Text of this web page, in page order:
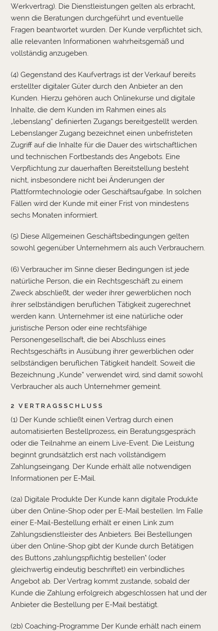
Werkvertrag). Die Dienstleistungen gelten als erbracht,
wenn die Beratungen durchgeführt und eventuelle
Fragen beantwortet wurden. Der Kunde verpflichtet sich,
alle relevanten Informationen wahrheitsgemäß und
vollständig anzugeben.
(4) Gegenstand des Kaufvertrags ist der Verkauf bereits
erstellter digitaler Güter durch den Anbieter an den
Kunden. Hierzu gehören auch Onlinekurse und digitale
Inhalte, die dem Kunden im Rahmen eines als
„lebenslang“ definierten Zugangs bereitgestellt werden.
Lebenslanger Zugang bezeichnet einen unbefristeten
Zugriff auf die Inhalte für die Dauer des wirtschaftlichen
und technischen Fortbestands des Angebots. Eine
Verpflichtung zur dauerhaften Bereitstellung besteht
nicht, insbesondere nicht bei Änderungen der
Plattformtechnologie oder Geschäftsaufgabe. In solchen
Fällen wird der Kunde mit einer Frist von mindestens
sechs Monaten informiert.
(5) Diese Allgemeinen Geschäftsbedingungen gelten
sowohl gegenüber Unternehmern als auch Verbrauchern.
(6) Verbraucher im Sinne dieser Bedingungen ist jede
natürliche Person, die ein Rechtsgeschäft zu einem
Zweck abschließt, der weder ihrer gewerblichen noch
ihrer selbständigen beruflichen Tätigkeit zugerechnet
werden kann. Unternehmer ist eine natürliche oder
juristische Person oder eine rechtsfähige
Personengesellschaft, die bei Abschluss eines
Rechtsgeschäfts in Ausübung ihrer gewerblichen oder
selbständigen beruflichen Tätigkeit handelt. Soweit die
Bezeichnung „Kunde“ verwendet wird, sind damit sowohl
Verbraucher als auch Unternehmer gemeint.
2 VERTRAGSSCHLUSS
(1) Der Kunde schließt einen Vertrag durch einen
automatisierten Bestellprozess, ein Beratungsgespräch
oder die Teilnahme an einem Live-Event. Die Leistung
beginnt grundsätzlich erst nach vollständigem
Zahlungseingang. Der Kunde erhält alle notwendigen
Informationen per E-Mail.
(2a) Digitale Produkte Der Kunde kann digitale Produkte
über den Online-Shop oder per E-Mail bestellen. Im Falle
einer E-Mail-Bestellung erhält er einen Link zum
Zahlungsdienstleister des Anbieters. Bei Bestellungen
über den Online-Shop gibt der Kunde durch Betätigen
des Buttons ‚zahlungspflichtig bestellen‘ (oder
gleichwertig eindeutig beschriftet) ein verbindliches
Angebot ab. Der Vertrag kommt zustande, sobald der
Kunde die Zahlung erfolgreich abgeschlossen hat und der
Anbieter die Bestellung per E-Mail bestätigt.
(2b) Coaching-Programme Der Kunde erhält nach einem